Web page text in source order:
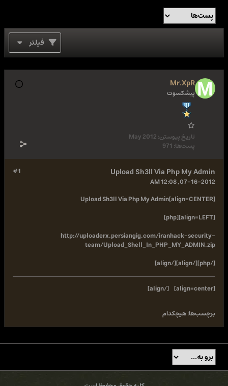
فیلتر
Mr.XpR
پیشکسوت
تاریخ پیوستن:May 2012
پست‌ها: 971
#1 Upload Sh3ll Via Php My Admin
07-16-2012, 12:08 AM
[align=CENTER]Upload Sh3ll Via Php My Admin
[align=LEFT][php]
http://uploaderx.persiangig.com/iranhack-security-
team/Upload_Shell_In_PHP_MY_ADMIN.zip
[/php][/align][/align]
[align=center]
[/align]
برچسب‌ها:هیچکدام